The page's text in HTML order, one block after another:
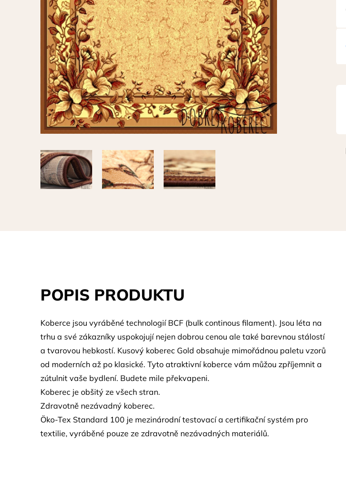
POPIS PRODUKTU
Koberce jsou vyráběné technologií BCF (bulk continous filament). Jsou léta na
trhu a své zákazníky uspokojují nejen dobrou cenou ale také barevnou stálostí
a tvarovou hebkostí. Kusový koberec Gold obsahuje mimořádnou paletu vzorů
od moderních až po klasické. Tyto atraktivní koberce vám můžou zpříjemnit a
zútulnit vaše bydlení. Budete mile překvapeni.
Koberec je obšitý ze všech stran.
Zdravotně nezávadný koberec.
Öko-Tex Standard 100 je mezinárodní testovací a certifikační systém pro
textilie, vyráběné pouze ze zdravotně nezávadných materiálů.